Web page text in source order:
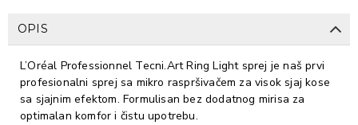
OPIS
L’Oréal Professionnel Tecni.Art Ring Light sprej je naš prvi
profesionalni sprej sa mikro raspršivačem za visok sjaj kose
sa sjajnim efektom. Formulisan bez dodatnog mirisa za
optimalan komfor i čistu upotrebu.